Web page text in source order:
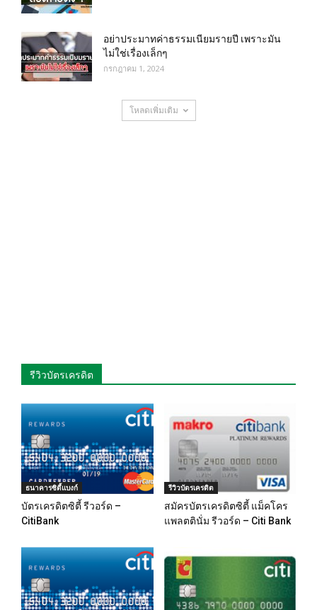
อย่าประมาทค่าธรรมเนียมรายปี เพราะมัน
ไม่ใช่เรื่องเล็กๆ
กรกฎาคม 1, 2024
โหลดเพิ่มเติม
รีวิวบัตรเครดิต
ธนาคารซิตี้แบงก์
บัตรเครดิตซิตี้ รีวอร์ด –
CitiBank
รีวิวบัตรเครดิต
สมัครบัตรเครดิตซิตี้ แม็คโคร
แพลตตินั่ม รีวอร์ด – Citi Bank